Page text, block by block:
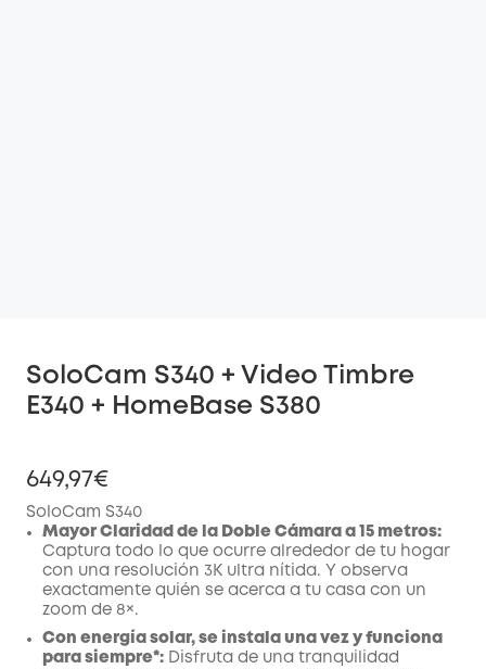
SoloCam S340 + Video Timbre
E340 + HomeBase S380
649,97€
SoloCam S340
Mayor Claridad de la Doble Cámara a 15 metros:
Captura todo lo que ocurre alrededor de tu hogar
con una resolución 3K ultra nítida. Y observa
exactamente quién se acerca a tu casa con un
zoom de 8×.
Con energía solar, se instala una vez y funciona
para siempre*: Disfruta de una tranquilidad